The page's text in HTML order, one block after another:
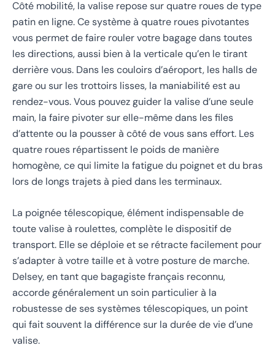
Côté mobilité, la valise repose sur quatre roues de type
patin en ligne. Ce système à quatre roues pivotantes
vous permet de faire rouler votre bagage dans toutes
les directions, aussi bien à la verticale qu’en le tirant
derrière vous. Dans les couloirs d’aéroport, les halls de
gare ou sur les trottoirs lisses, la maniabilité est au
rendez-vous. Vous pouvez guider la valise d’une seule
main, la faire pivoter sur elle-même dans les files
d’attente ou la pousser à côté de vous sans effort. Les
quatre roues répartissent le poids de manière
homogène, ce qui limite la fatigue du poignet et du bras
lors de longs trajets à pied dans les terminaux.
La poignée télescopique, élément indispensable de
toute valise à roulettes, complète le dispositif de
transport. Elle se déploie et se rétracte facilement pour
s’adapter à votre taille et à votre posture de marche.
Delsey, en tant que bagagiste français reconnu,
accorde généralement un soin particulier à la
robustesse de ses systèmes télescopiques, un point
qui fait souvent la différence sur la durée de vie d’une
valise.